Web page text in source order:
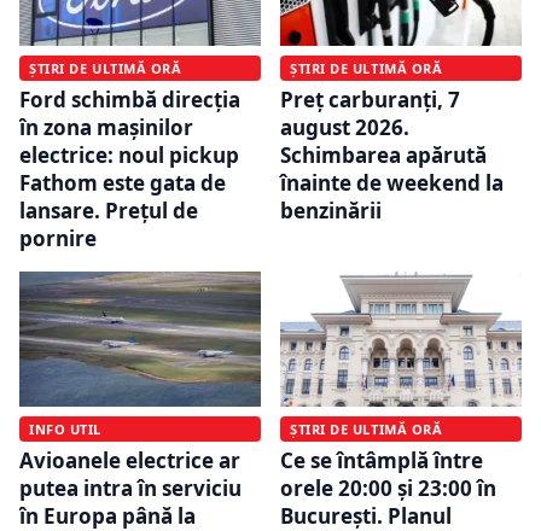
ȘTIRI DE ULTIMĂ ORĂ
Ford schimbă direcția
în zona mașinilor
electrice: noul pickup
Fathom este gata de
lansare. Prețul de
pornire
ȘTIRI DE ULTIMĂ ORĂ
Preț carburanți, 7
august 2026.
Schimbarea apărută
înainte de weekend la
benzinării
INFO UTIL
Avioanele electrice ar
putea intra în serviciu
în Europa până la
ȘTIRI DE ULTIMĂ ORĂ
Ce se întâmplă între
orele 20:00 și 23:00 în
București. Planul